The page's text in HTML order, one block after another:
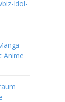
Idol-
Anime